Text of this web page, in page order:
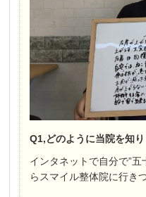
Q1,どのように当院を知り
インタネットで自分で”
らスマイル整体院に行き